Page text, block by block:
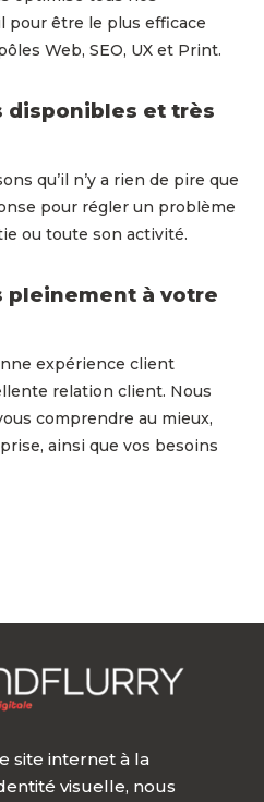
pour être le plus efficace
Web, SEO, UX et Print.
disponibles et très
qu’il n’y a rien de pire que
pour régler un problème
ou toute son activité.
pleinement à votre
expérience client
relation client. Nous
comprendre au mieux,
ainsi que vos besoins
site internet à la
visuelle, nous